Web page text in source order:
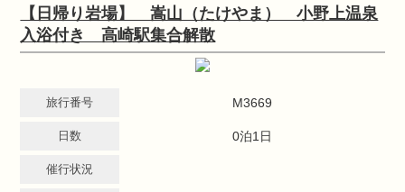
【日帰り岩場】 嵩山（たけやま） 小野上温泉
入浴付き 高崎駅集合解散
旅行番号 M3669
日数 0泊1日
催行状況